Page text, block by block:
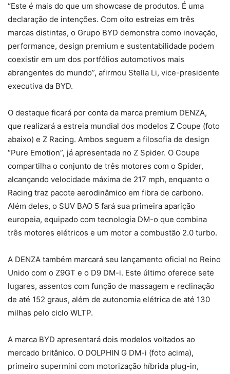
“Este é mais do que um showcase de produtos. É uma
declaração de intenções. Com oito estreias em três
marcas distintas, o Grupo BYD demonstra como inovação,
performance, design premium e sustentabilidade podem
coexistir em um dos portfólios automotivos mais
abrangentes do mundo”, afirmou Stella Li, vice-presidente
executiva da BYD.
O destaque ficará por conta da marca premium DENZA,
que realizará a estreia mundial dos modelos Z Coupe (foto
abaixo) e Z Racing. Ambos seguem a filosofia de design
“Pure Emotion”, já apresentada no Z Spider. O Coupe
compartilha o conjunto de três motores com o Spider,
alcançando velocidade máxima de 217 mph, enquanto o
Racing traz pacote aerodinâmico em fibra de carbono.
Além deles, o SUV BAO 5 fará sua primeira aparição
europeia, equipado com tecnologia DM-o que combina
três motores elétricos e um motor a combustão 2.0 turbo.
A DENZA também marcará seu lançamento oficial no Reino
Unido com o Z9GT e o D9 DM-i. Este último oferece sete
lugares, assentos com função de massagem e reclinação
de até 152 graus, além de autonomia elétrica de até 130
milhas pelo ciclo WLTP.
A marca BYD apresentará dois modelos voltados ao
mercado britânico. O DOLPHIN G DM-i (foto acima),
primeiro supermini com motorização híbrida plug-in,